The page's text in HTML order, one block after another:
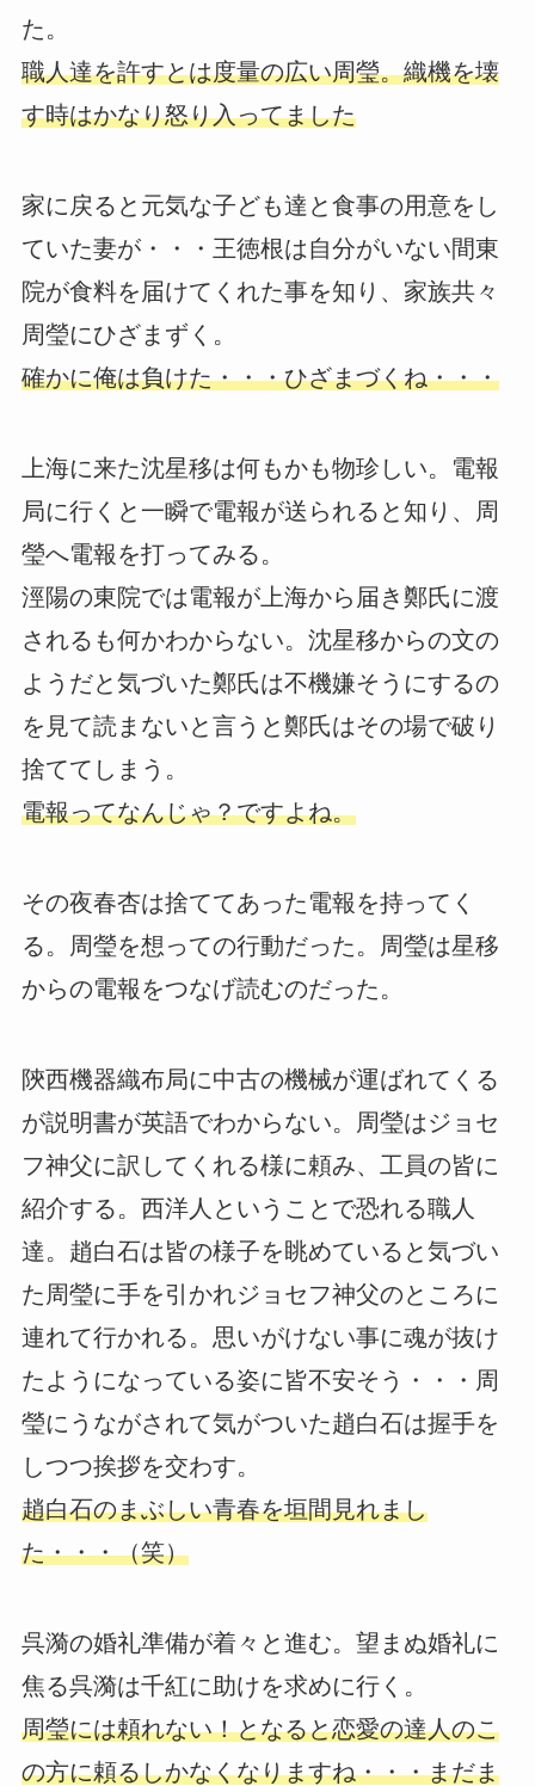
た。
職人達を許すとは度量の広い周瑩。織機を壊
す時はかなり怒り入ってました
家に戻ると元気な子ども達と食事の用意をし
ていた妻が・・・王徳根は自分がいない間東
院が食料を届けてくれた事を知り、家族共々
周瑩にひざまずく。
確かに俺は負けた・・・ひざまづくね・・・
上海に来た沈星移は何もかも物珍しい。電報
局に行くと一瞬で電報が送られると知り、周
瑩へ電報を打ってみる。
涇陽の東院では電報が上海から届き鄭氏に渡
されるも何かわからない。沈星移からの文の
ようだと気づいた鄭氏は不機嫌そうにするの
を見て読まないと言うと鄭氏はその場で破り
捨ててしまう。
電報ってなんじゃ？ですよね。
その夜春杏は捨ててあった電報を持ってく
る。周瑩を想っての行動だった。周瑩は星移
からの電報をつなげ読むのだった。
陝西機器織布局に中古の機械が運ばれてくる
が説明書が英語でわからない。周瑩はジョセ
フ神父に訳してくれる様に頼み、工員の皆に
紹介する。西洋人ということで恐れる職人
達。趙白石は皆の様子を眺めていると気づい
た周瑩に手を引かれジョセフ神父のところに
連れて行かれる。思いがけない事に魂が抜け
たようになっている姿に皆不安そう・・・周
瑩にうながされて気がついた趙白石は握手を
しつつ挨拶を交わす。
趙白石のまぶしい青春を垣間見れまし
た・・・（笑）
呉漪の婚礼準備が着々と進む。望まぬ婚礼に
焦る呉漪は千紅に助けを求めに行く。
周瑩には頼れない！となると恋愛の達人のこ
の方に頼るしかなくなりますね・・・まだま